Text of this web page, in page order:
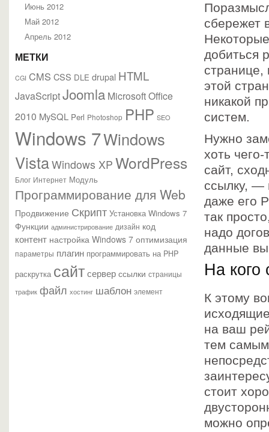
Июнь 2012
Май 2012
Апрель 2012
МЕТКИ
CGI CMS CSS DLE drupal HTML
JavaScriptJoomla Microsoft Office
2010 MySQL Perl Photoshop PHP SEO
Windows 7Windows
VistaWindows XP WordPress
Блог Интернет Модуль
Программирование для Web
Продвижение Скрипт Установка Windows 7
Функции администрирование дизайн код
контент настройка Windows 7 оптимизация
параметры плагин программировать на PHP
раскрутка сайтсервер ссылки страницы
трафик файл хостинг шаблон элемент
сбережет
добиться
странице,
этой
никакой
систем.
Нужно
хоть
сайт,
ссылку, —
даже его
так
надо
данные
На кого
К этому
на ваш
тем самым
стоит
можно